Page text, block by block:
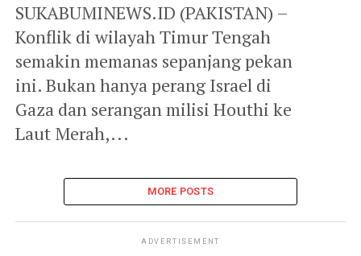
SUKABUMINEWS.ID (PAKISTAN) –
Konflik di wilayah Timur Tengah
semakin memanas sepanjang pekan
ini. Bukan hanya perang Israel di
Gaza dan serangan milisi Houthi ke
Laut Merah,...
MORE POSTS
ADVERTISEMENT